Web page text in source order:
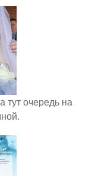
тут очередь на